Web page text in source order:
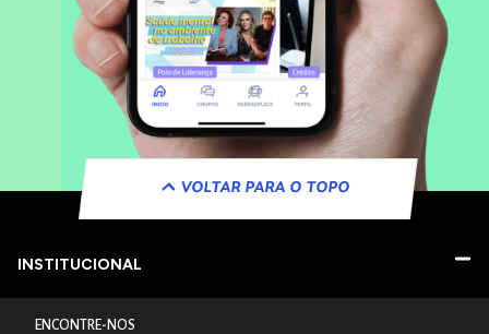
VOLTAR PARA O TOPO
INSTITUCIONAL
ENCONTRE-NOS